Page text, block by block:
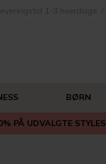
BØRN
PÅ UDVALGTE STYLES